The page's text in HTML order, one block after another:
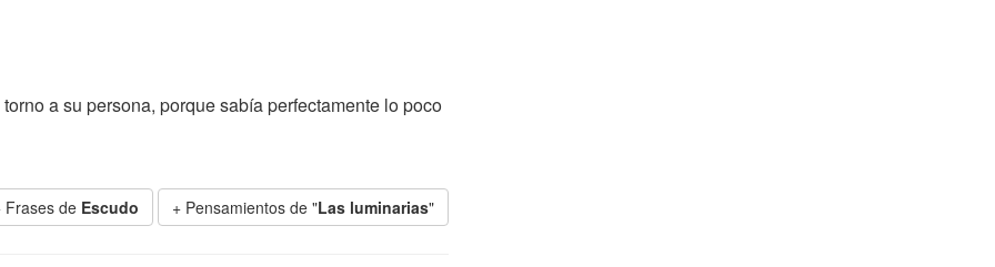
a su persona, porque sabía perfectamente lo poco
Frases de Escudo + Pensamientos de "Las luminarias"